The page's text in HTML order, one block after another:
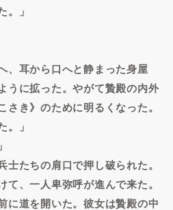
。」
、耳から口へと静まった身屋
うに拡った。やがて贄殿の内外
さき》のために明るくなった。
。」
たちの肩口で押し破られた。
て、一人卑弥呼が進んで来た。
に道を開いた。彼女は贄殿の中